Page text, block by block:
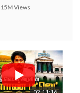
15M Views